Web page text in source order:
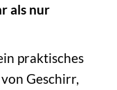
als nur
praktisches
Geschirr,